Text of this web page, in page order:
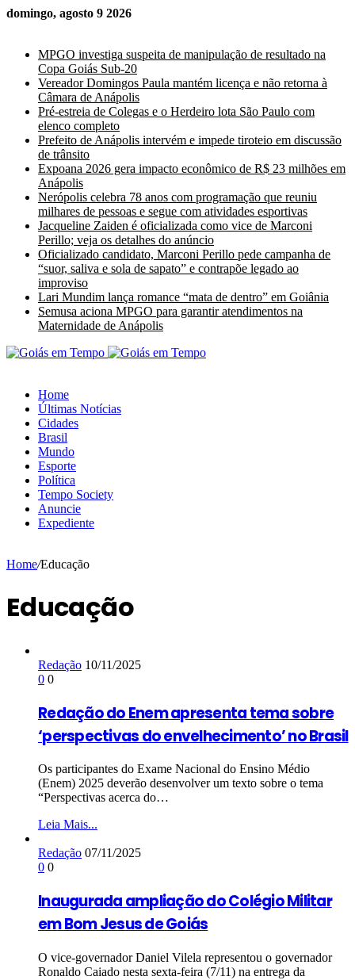
domingo, agosto 9 2026
MPGO investiga suspeita de manipulação de resultado na
Copa Goiás Sub-20
Vereador Domingos Paula mantém licença e não retorna à
Câmara de Anápolis
Pré-estreia de Colegas e o Herdeiro lota São Paulo com
elenco completo
Prefeito de Anápolis intervém e impede tiroteio em discussão
de trânsito
Expoana 2026 gera impacto econômico de R$ 23 milhões em
Anápolis
Nerópolis celebra 78 anos com programação que reuniu
milhares de pessoas e segue com atividades esportivas
Jacqueline Zaiden é oficializada como vice de Marconi
Perillo; veja os detalhes do anúncio
Oficializado candidato, Marconi Perillo pede campanha de
“suor, saliva e sola de sapato” e contrapõe legado ao
improviso
Lari Mundim lança romance “mata de dentro” em Goiânia
Semusa aciona MPGO para garantir atendimentos na
Maternidade de Anápolis
Home
Últimas Notícias
Cidades
Brasil
Mundo
Esporte
Política
Tempo Society
Anuncie
Expediente
Home/Educação
Educação
Redação 10/11/2025
0 0
Redação do Enem apresenta tema sobre
‘perspectivas do envelhecimento’ no Brasil
Os participantes do Exame Nacional do Ensino Médio
(Enem) 2025 deverão desenvolver um texto sobre o tema
“Perspectivas acerca do…
Leia Mais...
Redação 07/11/2025
0 0
Inaugurada ampliação do Colégio Militar
em Bom Jesus de Goiás
O vice-governador Daniel Vilela representou o governador
Ronaldo Caiado nesta sexta-feira (7/11) na entrega da